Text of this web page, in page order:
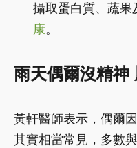
攝取蛋白質、蔬果
康。
雨天偶爾沒精神
黃軒醫師表示，偶爾
其實相當常見，多數